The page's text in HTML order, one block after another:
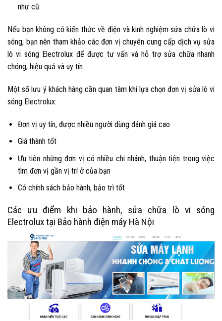
như cũ.
Nếu bạn không có kiến thức về điện và kinh nghiệm sửa chữa lò vi
sóng, bạn nên tham khảo các đơn vị chuyên cung cấp dịch vụ sửa
lò vi sóng Electrolux để được tư vấn và hỗ trợ sửa chữa nhanh
chóng, hiệu quả và uy tín.
Một số lưu ý khách hàng cần quan tâm khi lựa chọn đơn vị sửa lò vi
sóng Electrolux:
Đơn vị uy tín, được nhiều người dùng đánh giá cao
Giá thành tốt
Ưu tiên những đơn vị có nhiều chi nhánh, thuận tiện trong việc
tìm đơn vị gần vị trí ở của bạn
Có chính sách bảo hành, bảo trì tốt
Các ưu điểm khi bảo hành, sửa chữa lò vi sóng
Electrolux tại Bảo hành điện máy Hà Nội